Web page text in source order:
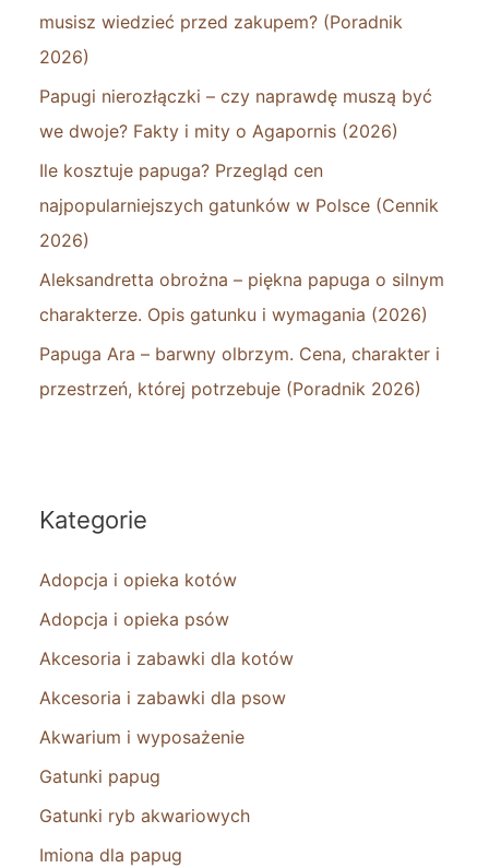
musisz wiedzieć przed zakupem? (Poradnik
2026)
Papugi nierozłączki – czy naprawdę muszą być
we dwoje? Fakty i mity o Agapornis (2026)
Ile kosztuje papuga? Przegląd cen
najpopularniejszych gatunków w Polsce (Cennik
2026)
Aleksandretta obrożna – piękna papuga o silnym
charakterze. Opis gatunku i wymagania (2026)
Papuga Ara – barwny olbrzym. Cena, charakter i
przestrzeń, której potrzebuje (Poradnik 2026)
Kategorie
Adopcja i opieka kotów
Adopcja i opieka psów
Akcesoria i zabawki dla kotów
Akcesoria i zabawki dla psow
Akwarium i wyposażenie
Gatunki papug
Gatunki ryb akwariowych
Imiona dla papug